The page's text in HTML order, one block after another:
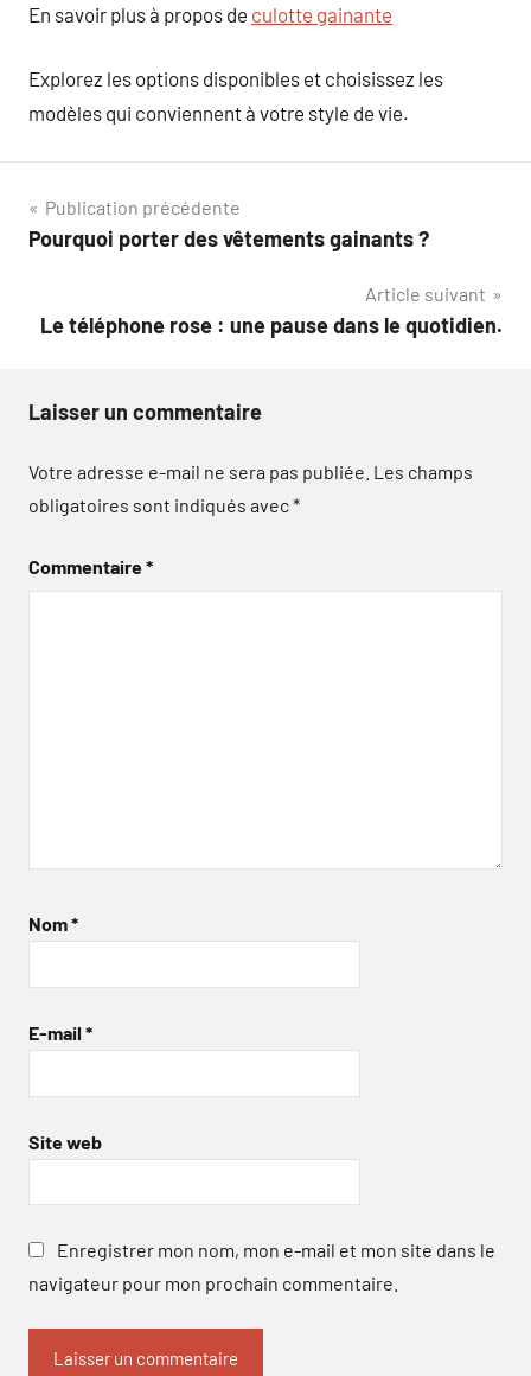
En savoir plus à propos de culotte gainante
Explorez les options disponibles et choisissez les
modèles qui conviennent à votre style de vie.
Navigation
de
Publication précédente
Pourquoi porter des vêtements gainants ?
Article suivant
Le téléphone rose : une pause dans le quotidien.
Laisser un commentaire
Votre adresse e-mail ne sera pas publiée. Les champs
obligatoires sont indiqués avec*
Commentaire*
Nom*
E-mail *
Site web
Enregistrer mon nom, mon e-mail et mon site dans le
navigateur pour mon prochain commentaire.